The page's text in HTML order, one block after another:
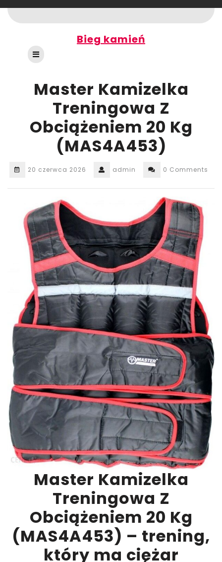
to
content
Bieg kamień
Open
Button
Master Kamizelka
Treningowa Z
Obciążeniem 20 Kg
(MAS4A453)
20 czerwca 2026 admin 0 Comments
Master Kamizelka
Treningowa Z
Obciążeniem 20 Kg
(MAS4A453) – trening,
który ma ciężar